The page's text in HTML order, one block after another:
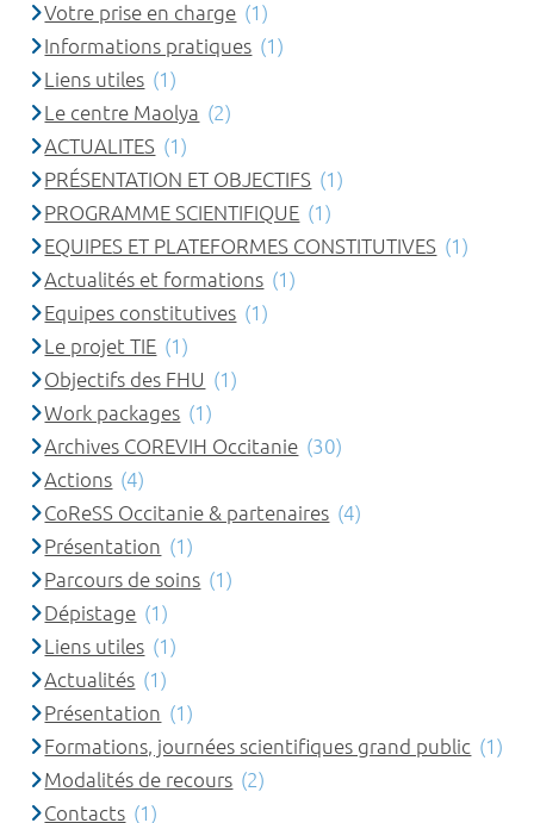
Votre prise en charge (1)
Informations pratiques (1)
Liens utiles (1)
Le centre Maolya (2)
ACTUALITES (1)
PRÉSENTATION ET OBJECTIFS (1)
PROGRAMME SCIENTIFIQUE (1)
EQUIPES ET PLATEFORMES CONSTITUTIVES (1)
Actualités et formations (1)
Equipes constitutives (1)
Le projet TIE (1)
Objectifs des FHU (1)
Work packages (1)
Archives COREVIH Occitanie (30)
Actions (4)
CoReSS Occitanie & partenaires (4)
Présentation (1)
Parcours de soins (1)
Dépistage (1)
Liens utiles (1)
Actualités (1)
Présentation (1)
Formations, journées scientifiques grand public (1)
Modalités de recours (2)
Contacts (1)